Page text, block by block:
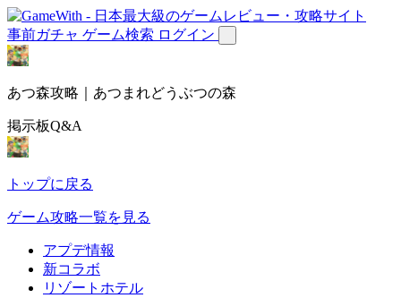
事前ガチャ ゲーム検索 ログイン
あつ森攻略｜あつまれどうぶつの森
掲示板Q&A
トップに戻る
ゲーム攻略一覧を見る
アプデ情報
新コラボ
リゾートホテル